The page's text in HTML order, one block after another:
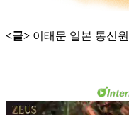
<글> 이태문 일본 통신원